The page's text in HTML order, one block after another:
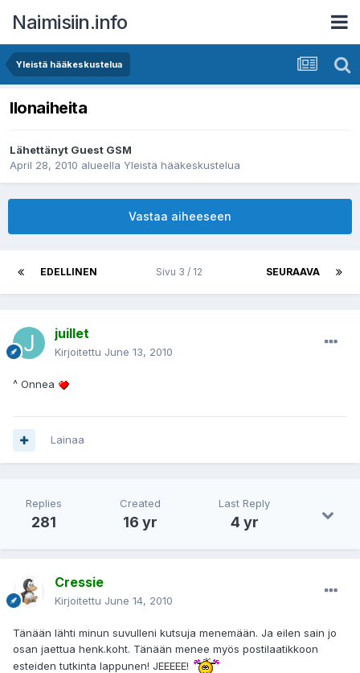
Naimisiin.info
Yleistä hääkeskustelua
Ilonaiheita
Lähettänyt Guest GSM
April 28, 2010 alueella Yleistä hääkeskustelua
Vastaa aiheeseen
EDELLINEN SEURAAVA
Sivu 3 / 12
juillet
Kirjoitettu June 13, 2010
^ Onnea
Lainaa
Replies
281
Created
16 yr
Last Reply
4 yr
Cressie
Kirjoitettu June 14, 2010
Tänään lähti minun suvulleni kutsuja menemään. Ja eilen sain jo
osan jaettua henk.koht. Tänään menee myös postilaatikkoon
esteiden tutkinta lappunen! JEEEEE!